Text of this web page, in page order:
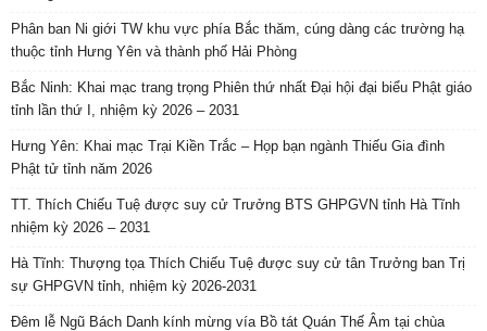
Phân ban Ni giới TW khu vực phía Bắc thăm, cúng dàng các trường hạ
thuộc tỉnh Hưng Yên và thành phố Hải Phòng
Bắc Ninh: Khai mạc trang trọng Phiên thứ nhất Đại hội đại biểu Phật giáo
tỉnh lần thứ I, nhiệm kỳ 2026 – 2031
Hưng Yên: Khai mạc Trại Kiền Trắc – Họp bạn ngành Thiếu Gia đình
Phật tử tỉnh năm 2026
TT. Thích Chiếu Tuệ được suy cử Trưởng BTS GHPGVN tỉnh Hà Tĩnh
nhiệm kỳ 2026 – 2031
Hà Tĩnh: Thượng tọa Thích Chiếu Tuệ được suy cử tân Trưởng ban Trị
sự GHPGVN tỉnh, nhiệm kỳ 2026-2031
Đêm lễ Ngũ Bách Danh kính mừng vía Bồ tát Quán Thế Âm tại chùa